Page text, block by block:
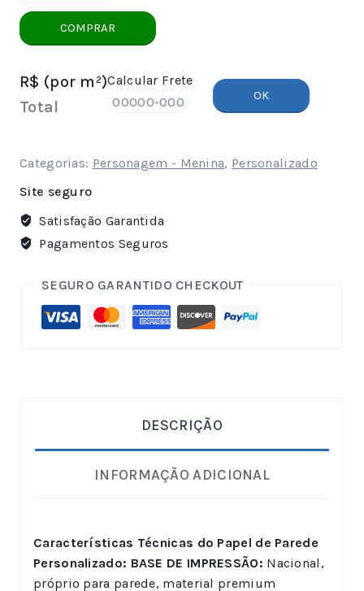
no
Jardim
COMPRAR
R$ (por m²)
Total
Calcular Frete
OK
Categorias: Personagem - Menina, Personalizado
Site seguro
Satisfação Garantida
Pagamentos Seguros
SEGURO GARANTIDO CHECKOUT
DESCRIÇÃO
INFORMAÇÃO ADICIONAL
Características Técnicas do Papel de Parede
Personalizado: BASE DE IMPRESSÃO: Nacional,
próprio para parede, material premium